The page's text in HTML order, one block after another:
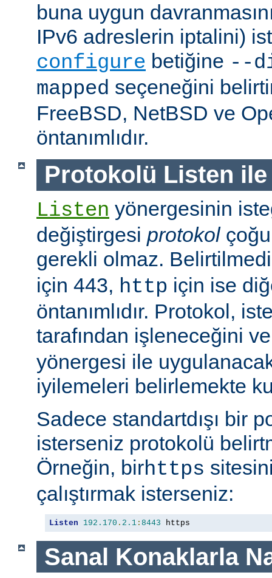
buna uygun
IPv6 adreslerin iptalini)
configure betiğine --
mapped seçeneğini
FreeBSD, NetBSD ve
öntanımlıdır.
Protokolü Listen
Listen yönergesinin
değiştirgesi protokolçoğu
gerekli olmaz.
için 443, http için ise
öntanımlıdır. Protokol,
tarafından işleneceğini
yönergesi ile
iyilemeleri belirlemekte
Sadece standartdışı bir
isterseniz protokolü
Örneğin, birhttps
çalıştırmak isterseniz:
Listen 192.170 . 2.1 : 8443 https
Sanal Konaklarla